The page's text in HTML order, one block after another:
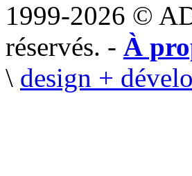
1999-2026 ©
réservés. - À
\ design +